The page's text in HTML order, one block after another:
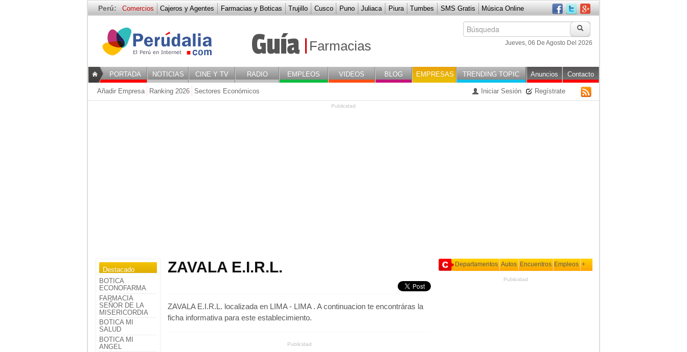
Perú: Comercios Cajeros y Agentes Farmacias y Boticas Trujillo Cusco Puno Juliaca Piura Tumbes SMS Gratis Música Online
Guía Farmacias Jueves, 06 De Agosto Del 2026
PORTADA NOTICIAS CINE Y TV RADIO EMPLEOS VIDEOS BLOG EMPRESAS TRENDING TOPIC Contacto
Anuncios
Añadir Empresa Ranking 2026 Sectores Económicos Iniciar Sesión Regístrate
Publicidad
Destacado
BOTICA
ECONOFARMA
FARMACIA
SEÑOR DE LA
MISERICORDIA
BOTICA MI
SALUD
BOTICA MI
ANGEL
ZAVALA E.I.R.L.
ZAVALA E.I.R.L. localizada en LIMA - LIMA . A continuacion te encontráras la
ficha informativa para este establecimiento.
Publicidad
Departamentos Autos Encuentros Empleos +
Publicidad